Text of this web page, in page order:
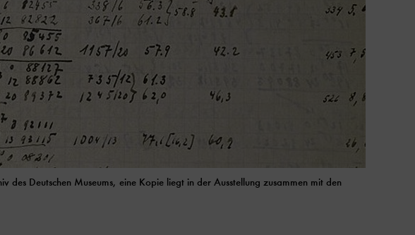
Deutschen Museums, eine Kopie liegt in der Ausstellung zusammen mit den